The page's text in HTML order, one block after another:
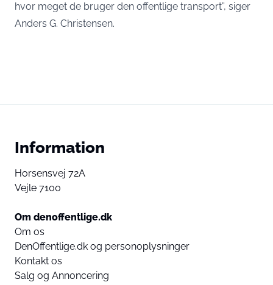
hvor meget de bruger den offentlige transport”, siger
Anders G. Christensen.
Information
Horsensvej 72A
Vejle 7100
Om denoffentlige.dk
Om os
DenOffentlige.dk og personoplysninger
Kontakt os
Salg og Annoncering